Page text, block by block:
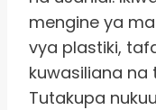
mengine ya
vya plastiki,
kuwasiliana na
Tutakupa